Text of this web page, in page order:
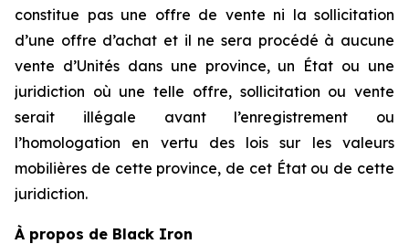
constitue pas une offre de vente ni la sollicitation
d’une offre d’achat et il ne sera procédé à aucune
vente d’Unités dans une province, un État ou une
juridiction où une telle offre, sollicitation ou vente
serait illégale avant l’enregistrement ou
l’homologation en vertu des lois sur les valeurs
mobilières de cette province, de cet État ou de cette
juridiction.
À propos de Black Iron